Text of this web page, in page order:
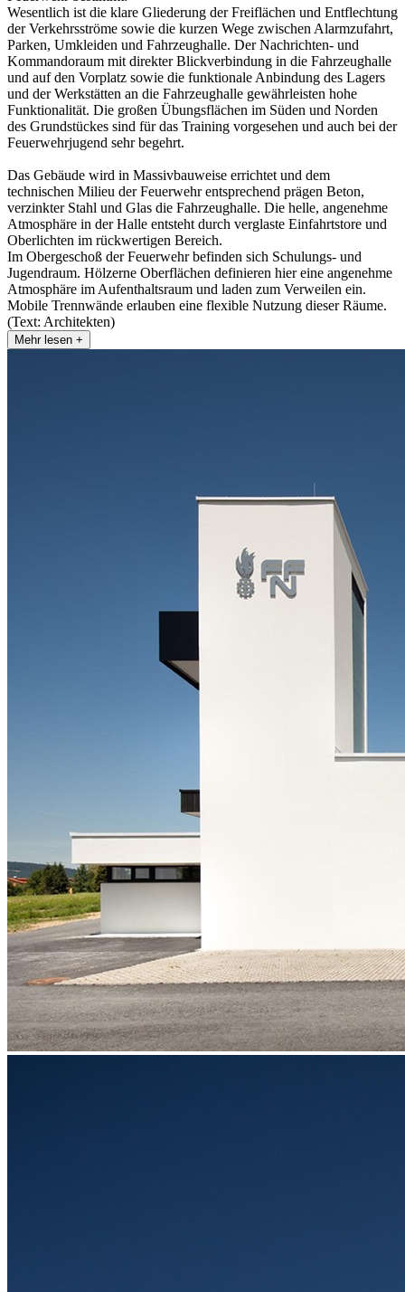
Wesentlich ist die klare Gliederung der Freiflächen und Entflechtung
der Verkehrsströme sowie die kurzen Wege zwischen Alarmzufahrt,
Parken, Umkleiden und Fahrzeughalle. Der Nachrichten- und
Kommandoraum mit direkter Blickverbindung in die Fahrzeughalle
und auf den Vorplatz sowie die funktionale Anbindung des Lagers
und der Werkstätten an die Fahrzeughalle gewährleisten hohe
Funktionalität. Die großen Übungsflächen im Süden und Norden
des Grundstückes sind für das Training vorgesehen und auch bei der
Feuerwehrjugend sehr begehrt.
Das Gebäude wird in Massivbauweise errichtet und dem
technischen Milieu der Feuerwehr entsprechend prägen Beton,
verzinkter Stahl und Glas die Fahrzeughalle. Die helle, angenehme
Atmosphäre in der Halle entsteht durch verglaste Einfahrtstore und
Oberlichten im rückwertigen Bereich.
Im Obergeschoß der Feuerwehr befinden sich Schulungs- und
Jugendraum. Hölzerne Oberflächen definieren hier eine angenehme
Atmosphäre im Aufenthaltsraum und laden zum Verweilen ein.
Mobile Trennwände erlauben eine flexible Nutzung dieser Räume.
(Text: Architekten)
Mehr lesen +